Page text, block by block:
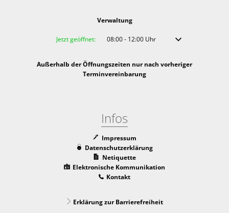
Verwaltung
Klicken, um weitere Öffnungs- oder Schließzeiten auszublenden
Jetzt geöffnet: 08:00- 12:00Uhr Von 08:00 bis 12:00
Außerhalb der Öffnungszeiten nur nach vorheriger
Terminvereinbarung
Infos
Impressum
Datenschutzerklärung
Netiquette
Elektronische Kommunikation
Kontakt
Erklärung zur Barrierefreiheit